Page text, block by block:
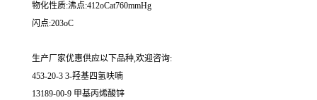
物化性质:沸点:412oCat760mmHg
闪点:203oC
生产厂家优惠供应以下品种,欢迎咨询:
453-20-3 3-羟基四氢呋喃
13189-00-9 甲基丙烯酸锌